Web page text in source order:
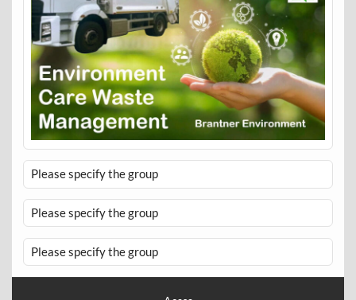
Please specify the group
Please specify the group
Please specify the group